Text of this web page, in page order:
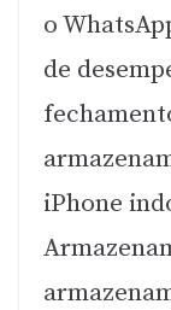
o
de
iPhone